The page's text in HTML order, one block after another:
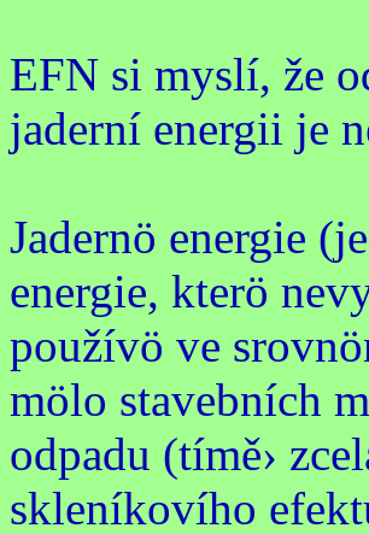
EFN si myslí, že
jaderní energii je
Jadernö energie
energie, kterö
používö ve
mölo stavebních
odpadu (tímě›
skleníkovího